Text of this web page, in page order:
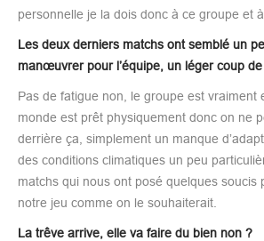
personnelle je la dois donc à ce groupe et à
Les deux derniers matchs ont semblé un
manœuvrer pour l’équipe, un léger coup
Pas de fatigue non, le groupe est vraiment
monde est prêt physiquement donc on ne
derrière ça, simplement un manque
des conditions climatiques un peu
matchs qui nous ont posé quelques soucis
notre jeu comme on le souhaiterait.
La trêve arrive, elle va faire du bien non ?